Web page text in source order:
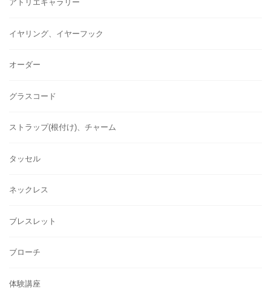
アトリエギャラリー
イヤリング、イヤーフック
オーダー
グラスコード
ストラップ(根付け)、チャーム
タッセル
ネックレス
ブレスレット
ブローチ
体験講座